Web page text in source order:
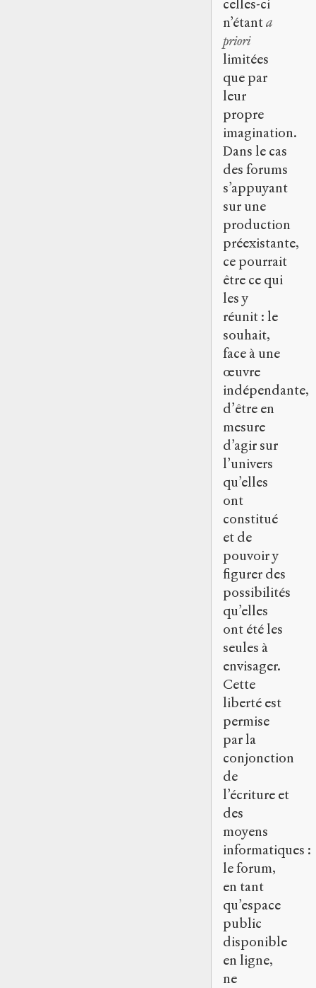
celles-ci
n’étanta
priori
limitées
que par
leur
propre
imagination.
Dans le cas
des forums
s’appuyant
sur une
production
préexistante,
ce pourrait
être ce qui
les y
réunit : le
souhait,
face à une
œuvre
indépendante,
d’être en
mesure
d’agir sur
l’univers
qu’elles
ont
constitué
et de
pouvoir y
figurer des
possibilités
qu’elles
ont été les
seules à
envisager.
Cette
liberté est
permise
par la
conjonction
de
l’écriture et
des
moyens
informatiques :
le forum,
en tant
qu’espace
public
disponible
en ligne,
ne